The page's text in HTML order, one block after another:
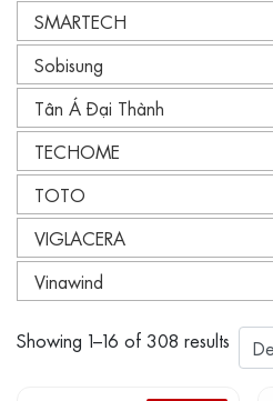
SMARTECH
Sobisung
Tân Á Đại Thành
TECHOME
TOTO
VIGLACERA
Vinawind
Showing 1–16 of 308 results